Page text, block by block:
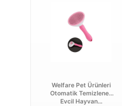
Welfare Pet Ürünleri
Otomatik Temizlenen
Evcil Hayvan...